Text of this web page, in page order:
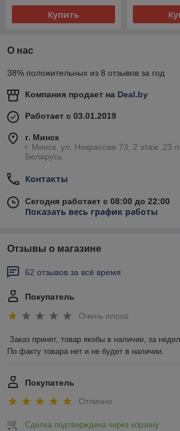
Купить
О нас
38% положительных из 8 отзывов за год
Компания продает на Deal.by
Работает с 03.01.2019
г. Минск
г. Минск. ул. Некрасова 73, 2 этаж ,23
Беларусь
Контакты
Сегодня работает с 08:00 до 22:00
Показать весь график работы
Отзывы о магазине
62 отзывов за всё время
Покупатель
Очень плохо
Заказ принят, товар якобы в наличии, за
По факту товара нет и не будет в наличии.
Покупатель
Отлично
Сделка подтверждена через корзину